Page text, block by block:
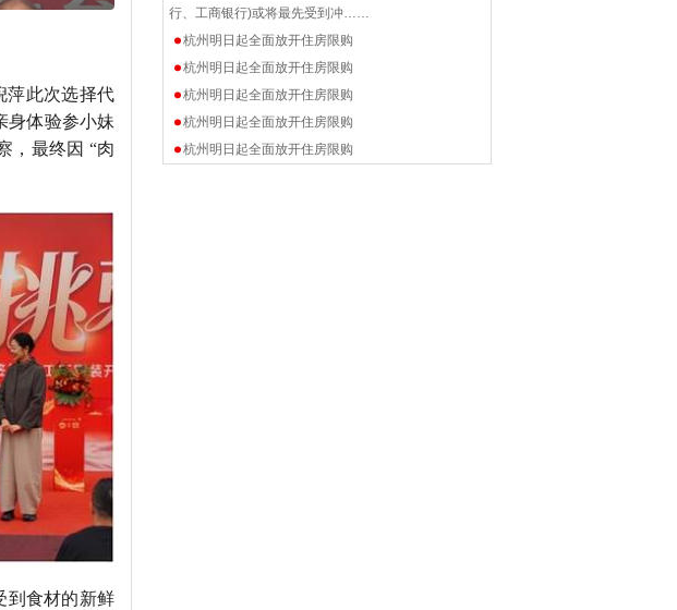
萍此次选择代
身体验参小妹
，最终因 “肉
到食材的新鲜
行、工商银行)或将最先受到冲……
杭州明日起全面放开住房限购
杭州明日起全面放开住房限购
杭州明日起全面放开住房限购
杭州明日起全面放开住房限购
杭州明日起全面放开住房限购